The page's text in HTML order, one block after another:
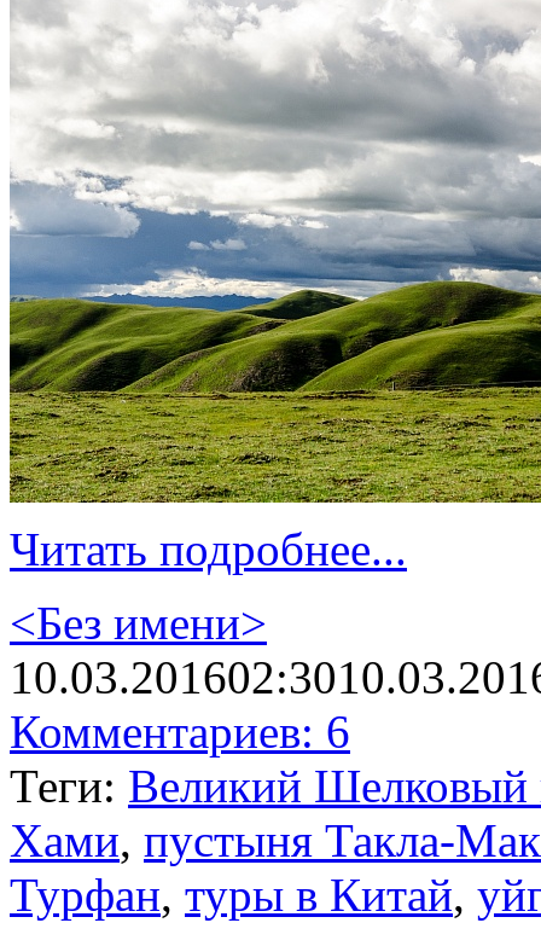
Читать подробнее...
<Без имени>
10.03.201602:30
Комментариев: 6
Теги: Великий Шелковый
Хами, пустыня Такла-
Турфан, туры в Китай,